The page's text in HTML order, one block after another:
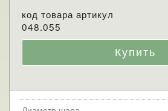
код товара артикул
048.055